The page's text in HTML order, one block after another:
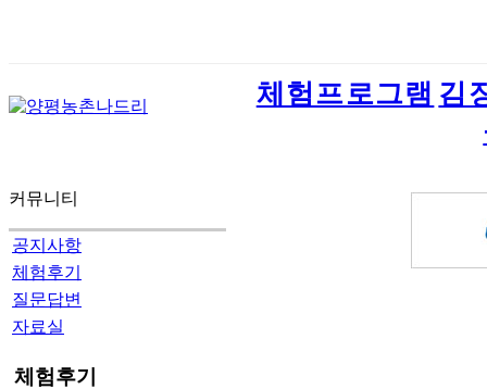
체험프로그램 김
커뮤니티
공지사항
체험후기
질문답변
자료실
체험후기